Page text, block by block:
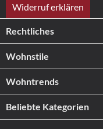
Widerruf erklären
Rechtliches
Wohnstile
Wohntrends
Beliebte Kategorien